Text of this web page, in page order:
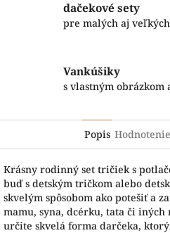
dačekové sety
pre malých aj veľkých
Vankúšiky
s vlastným obrázkom
Popis
Krásny rodinný set tričiek s
buď s detským tričkom alebo
skvelým spôsobom ako potešiť a
mamu, syna, dcérku, tata či
určite skvelá forma darčeka,